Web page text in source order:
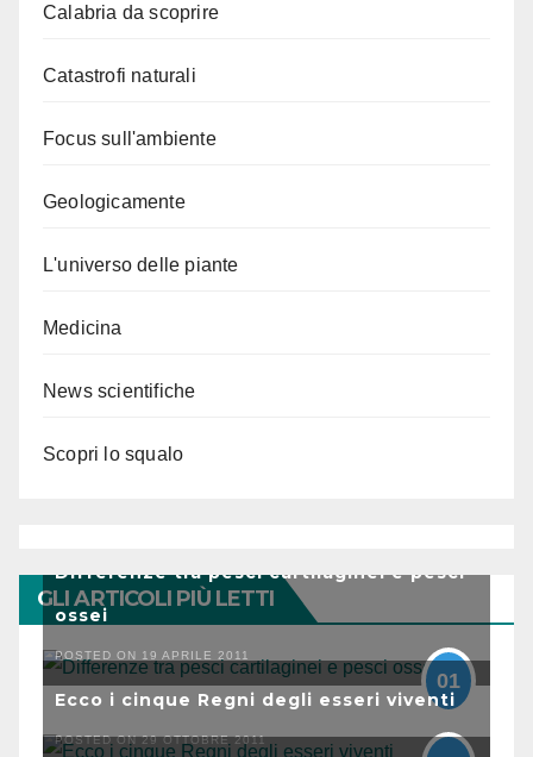
Calabria da scoprire
Catastrofi naturali
Focus sull'ambiente
Geologicamente
L'universo delle piante
Medicina
News scientifiche
Scopri lo squalo
GLI ARTICOLI PIÙ LETTI
Differenze tra pesci cartilaginei e pesci
ossei
POSTED ON 19 APRILE 2011
01
Ecco i cinque Regni degli esseri viventi
POSTED ON 29 OTTOBRE 2011